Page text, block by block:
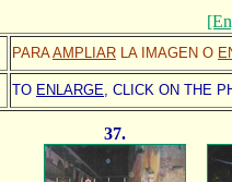
PARAAMPLIAR LA IMAGEN O
TO ENLARGE, CLICK ON THE
37.